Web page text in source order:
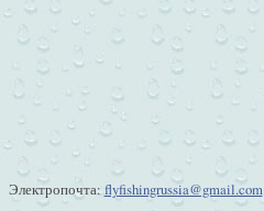
Электропочта:flyfishingrussia@gmail.com